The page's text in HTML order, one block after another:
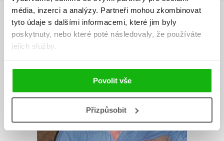
média, inzerci a analýzy. Partneři mohou zkombinovat
tyto údaje s dalšími informacemi, které jim byly
poskytnuty, nebo které poté následovaly, že používáte
jejich služby.
Povolit vše
Přizpůsobit
AUTOR KNIHY